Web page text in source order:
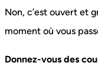
Non, c’est ouvert et
moment où vous
Donnez-vous des